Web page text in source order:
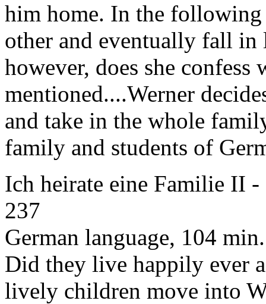
him home. In the following
other and eventually fall in
however, does she
mentioned....Werner
and take in the whole
family and students of
Ich heirate eine Familie II -
237
German language, 104
Did they live happily ever
lively children move into